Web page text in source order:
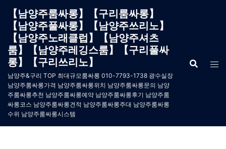
Skip
content
【남양주룸싸롱】【구리룸싸롱】
【남양주풀싸롱】【남양주쓰리노】
【남양주노래클럽】【남양주셔츠
룸】【남양주레깅스룸】【구리풀싸
롱】【구리쓰리노】
남양주&구리 TOP 최대규모룸싸롱 010-7793-1738 광수실장
남양주룸싸롱가격 남양주룸싸롱위치 남양주룸싸롱문의 남양
주룸싸롱추천 남양주룸싸롱예약 남양주룸싸롱후기 남양주룸
싸롱코스 남양주룸싸롱견적 남양주룸싸롱주대 남양주룸싸롱
수위 남양주룸싸롱시스템